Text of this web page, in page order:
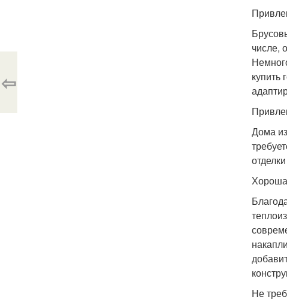
числе,
купить
Дома
Не
⇦